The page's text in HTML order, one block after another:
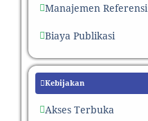
Manajemen Referensi
Biaya Publikasi
Kebijakan
Akses Terbuka